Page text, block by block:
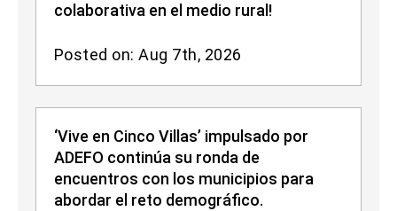
colaborativa en el medio rural!
Posted on: Aug 7th, 2026
‘Vive en Cinco Villas’ impulsado por
ADEFO continúa su ronda de
encuentros con los municipios para
abordar el reto demográfico.